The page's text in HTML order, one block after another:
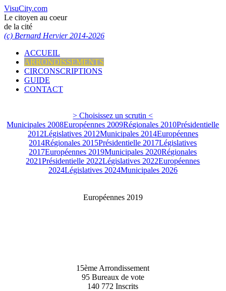
VisuCity.com
Le citoyen au coeur
de la cité
(c) Bernard Hervier 2014-2026
ACCUEIL
ARRONDISSEMENTS
CIRCONSCRIPTIONS
GUIDE
CONTACT
> Choisissez un scrutin <
Municipales 2008Européennes 2009Régionales 2010Présidentielle
2012Législatives 2012Municipales 2014Européennes
2014Régionales 2015Présidentielle 2017Législatives
2017Européennes 2019Municipales 2020Régionales
2021Présidentielle 2022Législatives 2022Européennes
2024Législatives 2024Municipales 2026
Européennes 2019
15ème Arrondissement
95 Bureaux de vote
140 772 Inscrits